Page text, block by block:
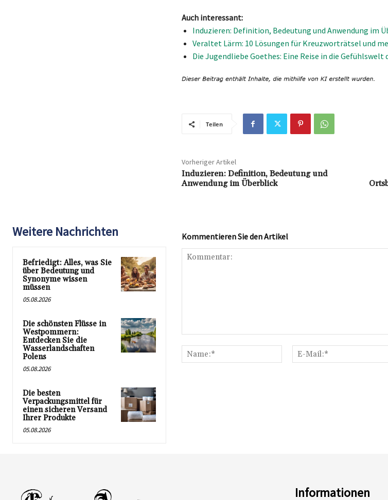
Auch interessant:
Induzieren: Definition, Bedeutung und Anwendung im
Veraltet Lärm: 10 Lösungen für Kreuzworträtsel und
Die Jugendliebe Goethes: Eine Reise in die Gefühlswelt
Teilen
Vorheriger Artikel
Induzieren: Definition, Bedeutung und
Anwendung im Überblick
Weitere Nachrichten
Befriedigt: Alles, was Sie
über Bedeutung und
Synonyme wissen
müssen
05.08.2026
Die schönsten Flüsse in
Westpommern:
Entdecken Sie die
Wasserlandschaften
Polens
05.08.2026
Die besten
Verpackungsmittel für
einen sicheren Versand
Ihrer Produkte
05.08.2026
Kommentieren Sie den Artikel
Name:*
Informationen